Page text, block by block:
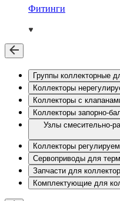
Фитинги
Группы коллекторные
Коллекторы
Коллекторы с
Коллекторы запорно-
Узлы смесительно-
Коллекторы
Сервоприводы для
Запчасти для
Комплектующие для